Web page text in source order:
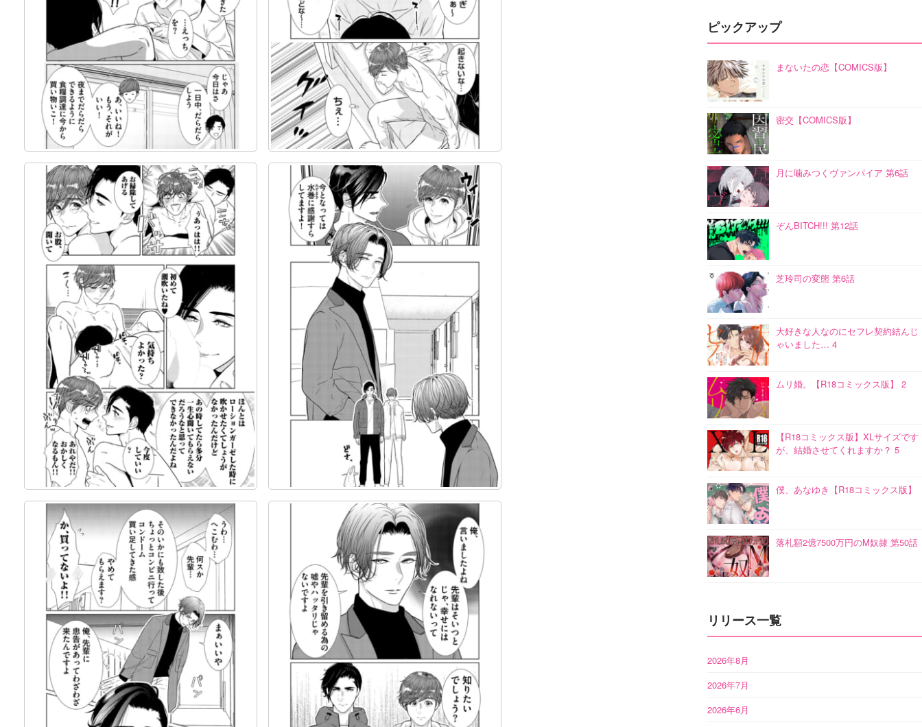
ピックアップ
まないたの恋【COMICS版】
密交【COMICS版】
月に噛みつくヴァンパイア 第6話
ぞんBITCH!!! 第12話
芝玲司の変態 第6話
大好きな人なのにセフレ契約結んじ
ゃいました… 4
ムリ婚。【R18コミックス版】 2
【R18コミックス版】XLサイズです
が、結婚させてくれますか？ 5
僕、あなゆき【R18コミックス版】
落札額2億7500万円のM奴隷 第50話
リリース一覧
2026年8月
2026年7月
2026年6月